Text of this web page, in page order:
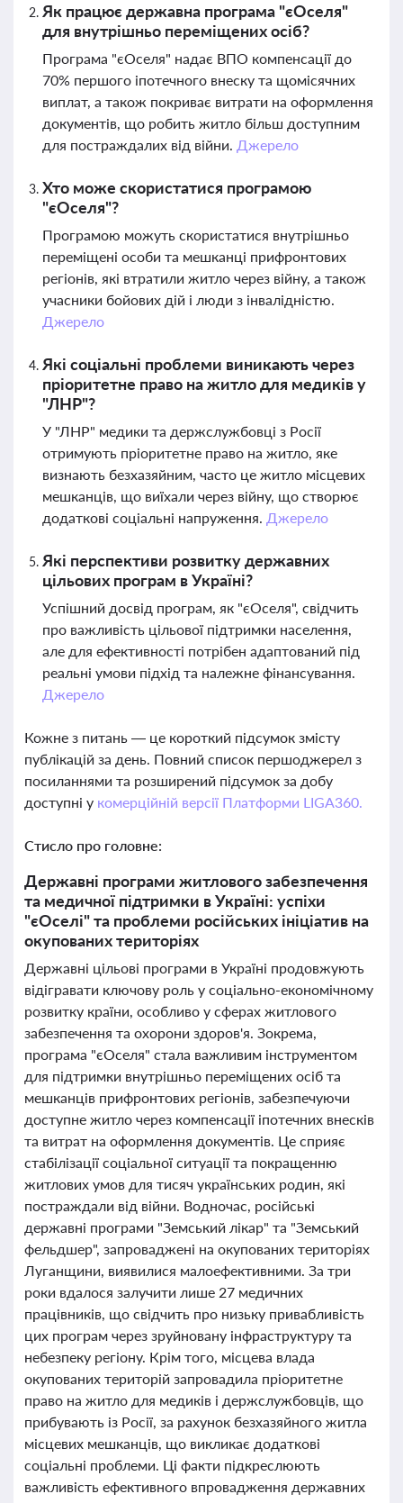
Як працює державна програма "єОселя"
для внутрішньо переміщених осіб?
Програма "єОселя" надає ВПО компенсації до
70% першого іпотечного внеску та щомісячних
виплат, а також покриває витрати на оформлення
документів, що робить житло більш доступним
для постраждалих від війни. Джерело
Хто може скористатися програмою
"єОселя"?
Програмою можуть скористатися внутрішньо
переміщені особи та мешканці прифронтових
регіонів, які втратили житло через війну, а також
учасники бойових дій і люди з інвалідністю.
Джерело
Які соціальні проблеми виникають через
пріоритетне право на житло для медиків у
"ЛНР"?
У "ЛНР" медики та держслужбовці з Росії
отримують пріоритетне право на житло, яке
визнають безхазяйним, часто це житло місцевих
мешканців, що виїхали через війну, що створює
додаткові соціальні напруження. Джерело
Які перспективи розвитку державних
цільових програм в Україні?
Успішний досвід програм, як "єОселя", свідчить
про важливість цільової підтримки населення,
але для ефективності потрібен адаптований під
реальні умови підхід та належне фінансування.
Джерело
Кожне з питань — це короткий підсумок змісту
публікацій за день. Повний список першоджерел з
посиланнями та розширений підсумок за добу
доступні у комерційній версії Платформи LIGA360.
Стисло про головне:
Державні програми житлового забезпечення
та медичної підтримки в Україні: успіхи
"єОселі" та проблеми російських ініціатив на
окупованих територіях
Державні цільові програми в Україні продовжують
відігравати ключову роль у соціально-економічному
розвитку країни, особливо у сферах житлового
забезпечення та охорони здоров'я. Зокрема,
програма "єОселя" стала важливим інструментом
для підтримки внутрішньо переміщених осіб та
мешканців прифронтових регіонів, забезпечуючи
доступне житло через компенсації іпотечних внесків
та витрат на оформлення документів. Це сприяє
стабілізації соціальної ситуації та покращенню
житлових умов для тисяч українських родин, які
постраждали від війни. Водночас, російські
державні програми "Земський лікар" та "Земський
фельдшер", запроваджені на окупованих територіях
Луганщини, виявилися малоефективними. За три
роки вдалося залучити лише 27 медичних
працівників, що свідчить про низьку привабливість
цих програм через зруйновану інфраструктуру та
небезпеку регіону. Крім того, місцева влада
окупованих територій запровадила пріоритетне
право на житло для медиків і держслужбовців, що
прибувають із Росії, за рахунок безхазяйного житла
місцевих мешканців, що викликає додаткові
соціальні проблеми. Ці факти підкреслюють
важливість ефективного впровадження державних